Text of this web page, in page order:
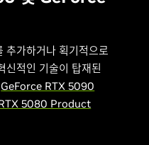
추가하거나 획기적으로
신적인 기술이 탑재된
GeForce RTX 5090
5080 Product